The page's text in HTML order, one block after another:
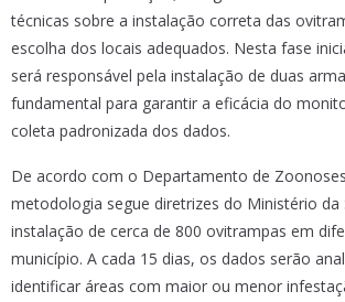
técnicas sobre a instalação correta das
escolha dos locais adequados. Nesta fase
será responsável pela instalação de duas
fundamental para garantir a eficácia do
coleta padronizada dos dados.
De acordo com o Departamento de
metodologia segue diretrizes do Ministério da
instalação de cerca de 800 ovitrampas em
município. A cada 15 dias, os dados serão
identificar áreas com maior ou menor